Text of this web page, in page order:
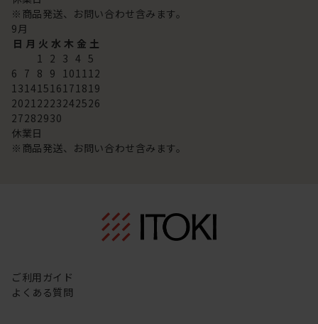
※商品発送、お問い合わせ含みます。
9月
日 月 火 水 木 金 土
1 2 3 4 5
6 7 8 9 101112
13141516171819
20212223242526
27282930
休業日
※商品発送、お問い合わせ含みます。
ご利用ガイド
よくある質問